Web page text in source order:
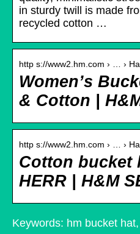
in sturdy twill is made
recycled cotton …
http s://www2.hm.com › … ›
Women’s
& Cotton |
http s://www2.hm.com › … ›
Cotton bucket
HERR | H&M
Keywords: hm bucket